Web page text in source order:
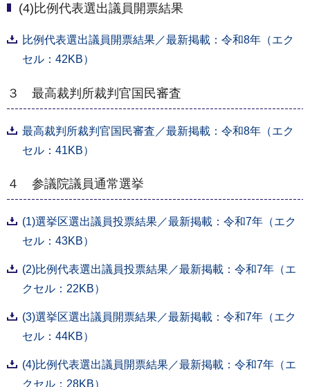
(4)比例代表選出議員開票結果
比例代表選出議員開票結果／最新掲載：令和8年（エク
セル：42KB）
３ 最高裁判所裁判官国民審査
最高裁判所裁判官国民審査／最新掲載：令和8年（エク
セル：41KB）
４ 参議院議員通常選挙
(1)選挙区選出議員投票結果／最新掲載：令和7年（エク
セル：43KB）
(2)比例代表選出議員投票結果／最新掲載：令和7年（エ
クセル：22KB）
(3)選挙区選出議員開票結果／最新掲載：令和7年（エク
セル：44KB）
(4)比例代表選出議員開票結果／最新掲載：令和7年（エ
クセル：28KB）